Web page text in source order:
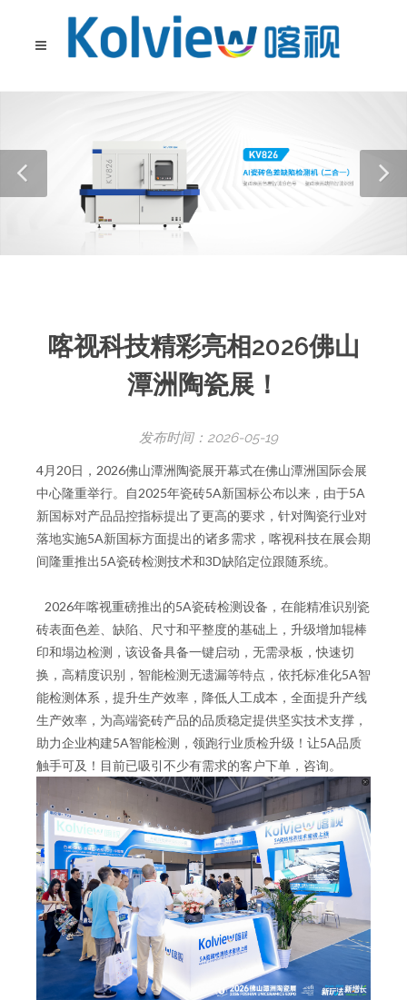
喀视科技精彩亮相2026佛山
潭洲陶瓷展！
发布时间： 2026-05-19
4月20日，2026佛山潭洲陶瓷展开幕式在佛山潭洲国际会展
中心隆重举行。自2025年瓷砖5A新国标公布以来，由于5A
新国标对产品品控指标提出了更高的要求，针对陶瓷行业对
落地实施5A新国标方面提出的诸多需求，喀视科技在展会期
间隆重推出5A瓷砖检测技术和3D缺陷定位跟随系统。
2026年喀视重磅推出的5A瓷砖检测设备，在能精准识别瓷
砖表面色差、缺陷、尺寸和平整度的基础上，升级增加辊棒
印和塌边检测，该设备具备一键启动，无需录板，快速切
换，高精度识别，智能检测无遗漏等特点，依托标准化5A智
能检测体系，提升生产效率，降低人工成本，全面提升产线
生产效率，为高端瓷砖产品的品质稳定提供坚实技术支撑，
助力企业构建5A智能检测，领跑行业质检升级！让5A品质
触手可及！目前已吸引不少有需求的客户下单，咨询。